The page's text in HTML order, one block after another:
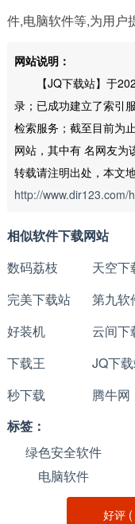
件,电脑软件等,为用户
网站说明：
【JQ下载站】于
录；已成功建立了索引
检索服务；截至目前为
网站，其中有 名网友为
转载请注明出处，本文
http://www.dir123.com/
相似软件下载网站
数码荔枝
天空下
完美下载站
第九软
好装机
云间下
下载王
JQ下
秒下载
腾牛网
标签：
绿色安全软件
电脑软件
好评